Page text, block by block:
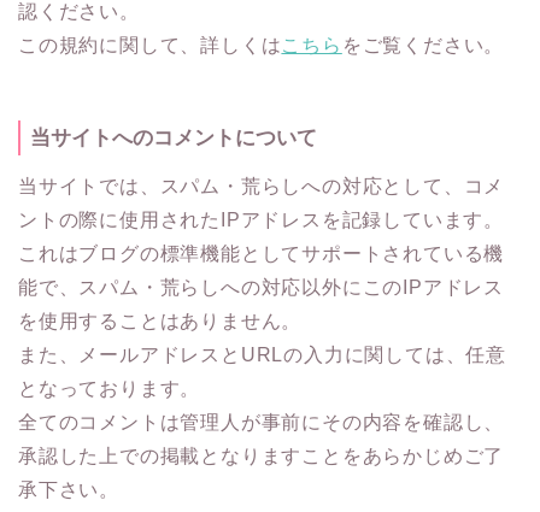
認ください。
この規約に関して、詳しくはこちら をご覧ください。
当サイトへのコメントについて
当サイトでは、スパム・荒らしへの対応として、コメ
ントの際に使用されたIPアドレスを記録しています。
これはブログの標準機能としてサポートされている機
能で、スパム・荒らしへの対応以外にこのIPアドレス
を使用することはありません。
また、メールアドレスとURLの入力に関しては、任意
となっております。
全てのコメントは管理人が事前にその内容を確認し、
承認した上での掲載となりますことをあらかじめご了
承下さい。